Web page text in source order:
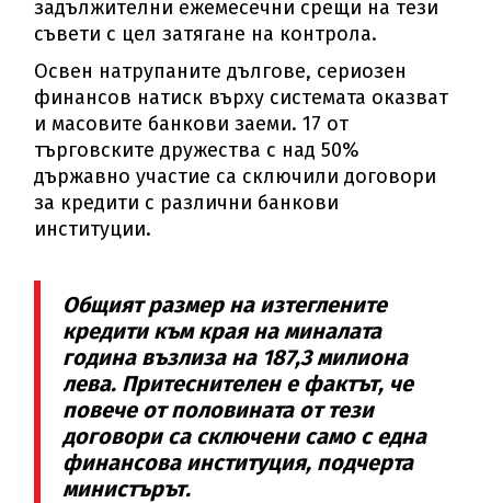
задължителни ежемесечни срещи на тези
съвети с цел затягане на контрола.
Освен натрупаните дългове, сериозен
финансов натиск върху системата оказват
и масовите банкови заеми. 17 от
търговските дружества с над 50%
държавно участие са сключили договори
за кредити с различни банкови
институции.
Общият размер на изтеглените
кредити към края на миналата
година възлиза на 187,3 милиона
лева. Притеснителен е фактът, че
повече от половината от тези
договори са сключени само с една
финансова институция, подчерта
министърът.